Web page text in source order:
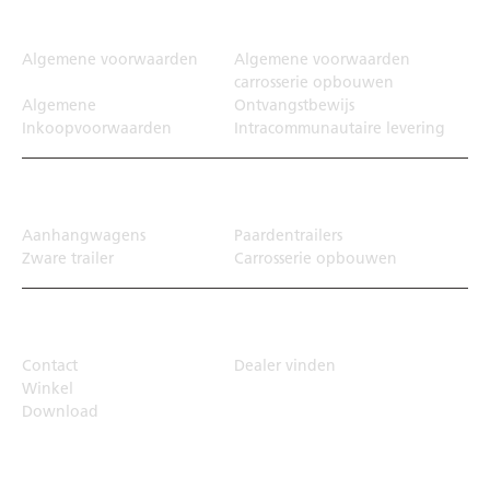
Algemene voorwaarden
Algemene voorwaarden
carrosserie opbouwen
Algemene
Inkoopvoorwaarden
Ontvangstbewijs
Intracommunautaire levering
Aanhangwagens
Paardentrailers
Zware trailer
Carrosserie opbouwen
Contact
Dealer vinden
Winkel
Download